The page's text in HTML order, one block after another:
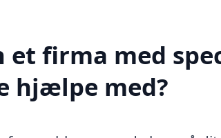
et firma med
hjælpe med?